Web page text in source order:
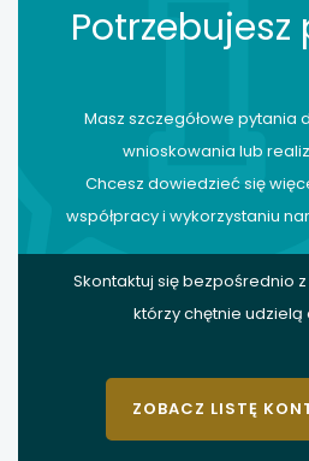
Masz szczegółowe pytania
wnioskowania lub
Chcesz dowiedzieć się
współpracy i wykorzystaniu
Skontaktuj się bezpośrednio z
którzy chętnie
ZOBACZ LISTĘ